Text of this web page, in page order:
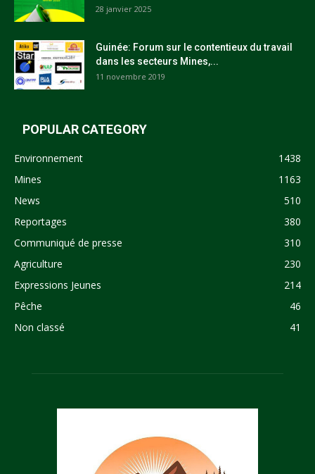
28 janvier 2025
Guinée: Forum sur le contentieux du travail
dans les secteurs Mines,...
11 novembre 2019
POPULAR CATEGORY
Environnement
1438
Mines
1163
News
510
Reportages
380
Communiqué de presse
310
Agriculture
230
Expressions Jeunes
214
Pêche
46
Non classé
41